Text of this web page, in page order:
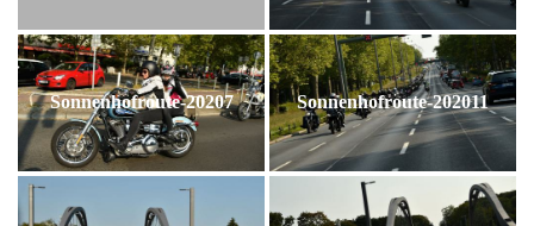
Sonnenhofroute-20207 Sonnenhofroute-202011